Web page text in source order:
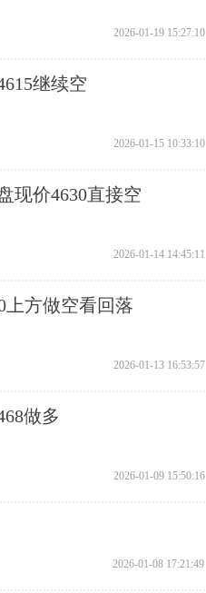
2026-01-19 15:27:10
继续空
2026-01-15 10:33:10
现价4630直接空
2026-01-14 14:45:11
上方做空看回落
2026-01-13 16:53:57
做多
2026-01-09 15:50:16
2026-01-08 17:21:49